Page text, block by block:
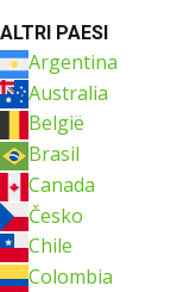
ALTRI PAESI
Argentina
Australia
België
Brasil
Canada
Česko
Chile
Colombia